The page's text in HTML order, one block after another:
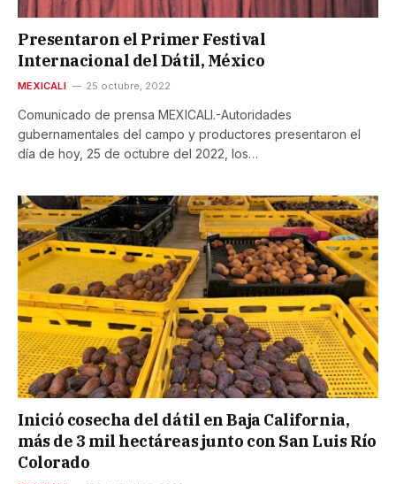
Presentaron el Primer Festival
Internacional del Dátil, México
MEXICALI 25 octubre, 2022
Comunicado de prensa MEXICALI.-Autoridades
gubernamentales del campo y productores presentaron el
día de hoy, 25 de octubre del 2022, los…
Inició cosecha del dátil en Baja California,
más de 3 mil hectáreas junto con San Luis Río
Colorado